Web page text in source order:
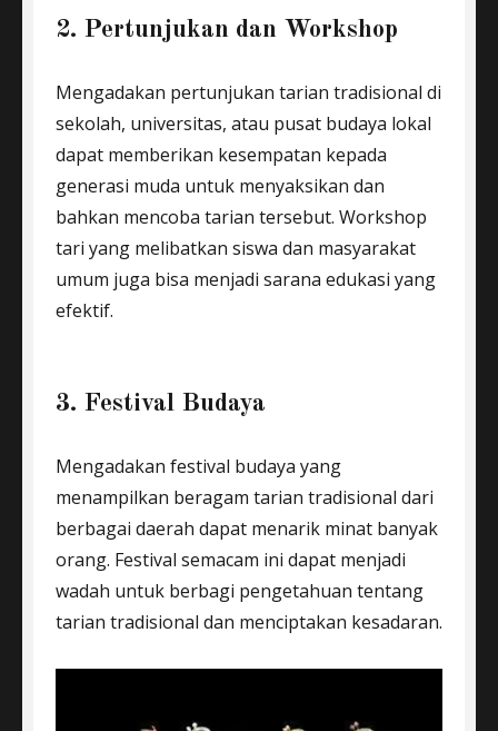
2. Pertunjukan dan Workshop
Mengadakan pertunjukan tarian tradisional di
sekolah, universitas, atau pusat budaya lokal
dapat memberikan kesempatan kepada
generasi muda untuk menyaksikan dan
bahkan mencoba tarian tersebut. Workshop
tari yang melibatkan siswa dan masyarakat
umum juga bisa menjadi sarana edukasi yang
efektif.
3. Festival Budaya
Mengadakan festival budaya yang
menampilkan beragam tarian tradisional dari
berbagai daerah dapat menarik minat banyak
orang. Festival semacam ini dapat menjadi
wadah untuk berbagi pengetahuan tentang
tarian tradisional dan menciptakan kesadaran.